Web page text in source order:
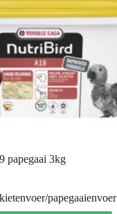
papegaai 3kg
papegaaienvoer